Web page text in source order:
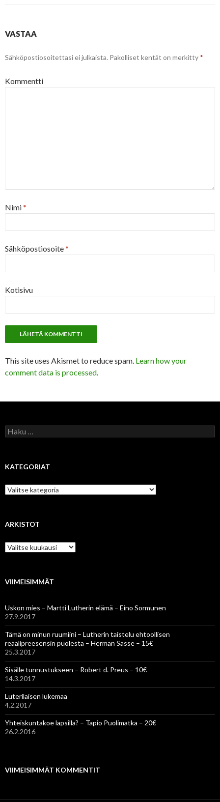
VASTAA
Sähköpostiosoitettasi ei julkaista. Pakolliset kentät on merkitty *
Kommentti
Nimi*
Sähköpostiosoite*
Kotisivu
This site uses Akismet to reduce spam. Learn how your
comment data is processed.
Haku:
KATEGORIAT
Kategoriat
ARKISTOT
Arkistot
VIIMEISIMMÄT
Uskon mies – Martti Lutherin elämä – Eino Sormunen
27.9.2017
Tämä on minun ruumiini – Lutherin taistelu ehtoollisen
reaalipreesensin puolesta – Herman Sasse – 15€
25.3.2017
Sisälle tunnustukseen – Robert d. Preus – 10€
14.3.2017
Luterilaisen lukemaa
4.2.2017
Yhteiskuntakoe lapsilla? – Tapio Puolimatka – 20€
26.2.2016
VIIMEISIMMÄT KOMMENTIT